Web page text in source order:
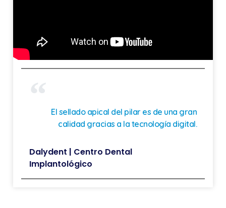
El sellado apical del pilar es de una gran
calidad gracias a la tecnología digital.
Dalydent | Centro Dental
Implantológico